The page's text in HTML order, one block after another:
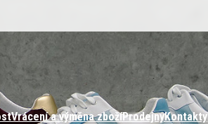
Vrácení a výměna zbožíProdejnyKontakty